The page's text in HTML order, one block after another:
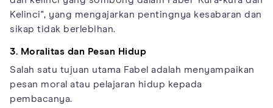
Kelinci", yang mengajarkan pentingnya kesabaran dan
sikap tidak berlebihan.
3. Moralitas dan Pesan Hidup
Salah satu tujuan utama Fabel adalah menyampaikan
pesan moral atau pelajaran hidup kepada
pembacanya.